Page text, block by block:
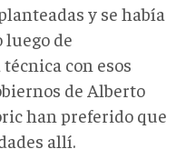
y se había
de
con esos
de Alberto
han preferido que
allí.